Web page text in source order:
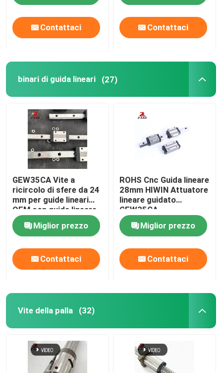
Contattaci Contattaci
binari di guida lineari (27)
GEW35CA Vite a
ricircolo di sfere da 24
mm per guide lineari
OEM con guida lineare
Miglior prezzo
Contattaci
ROHS Cnc Guida lineare
28mm HIWIN Attuatore
lineare guidato
GEW35CA
Miglior prezzo
Contattaci
Vite della palla (32)